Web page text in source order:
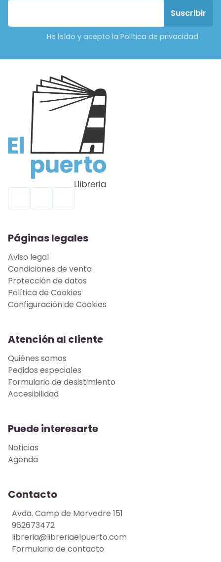
He leído y acepto la Política de privacidad
Páginas legales
Aviso legal
Condiciones de venta
Protección de datos
Política de Cookies
Configuración de Cookies
Atención al cliente
Quiénes somos
Pedidos especiales
Formulario de desistimiento
Accesibilidad
Puede interesarte
Noticias
Agenda
Contacto
Avda. Camp de Morvedre 151
962673472
libreria@libreriaelpuerto.com
Formulario de contacto